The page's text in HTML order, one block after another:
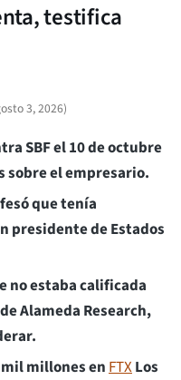
testifica
3, 2026)
SBF el 10 de octubre
sobre el empresario.
que tenía
presidente de Estados
no estaba calificada
Alameda Research,
millones enFTXLos